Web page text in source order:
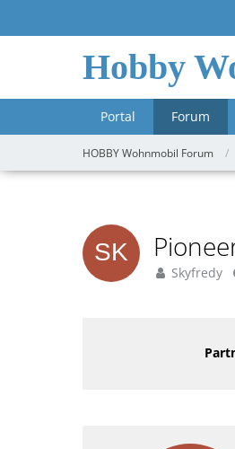
Hobby
Portal Forum
HOBBY Wohnmobil Forum
Skyfredy